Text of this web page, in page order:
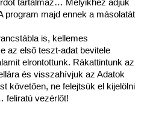
tartalmaz… Melyikhez adjuk
program majd ennek a másolatát
is, kellemes
az első teszt-adat bevitele
elrontottunk. Rákattintunk az
és visszahívjuk az Adatok
követően, ne felejtsük el kijelölni
feliratú vezérlőt!